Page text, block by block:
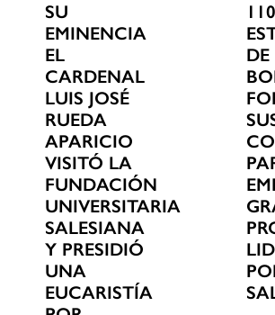
SU
EMINENCIA
EL
CARDENAL
LUIS JOSÉ
RUEDA
APARICIO
VISITÓ LA
FUNDACIÓN
UNIVERSITARIA
SALESIANA
Y PRESIDIÓ
UNA
EUCARISTÍA
110